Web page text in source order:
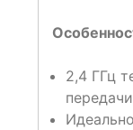
2,4 ГГц
передачи